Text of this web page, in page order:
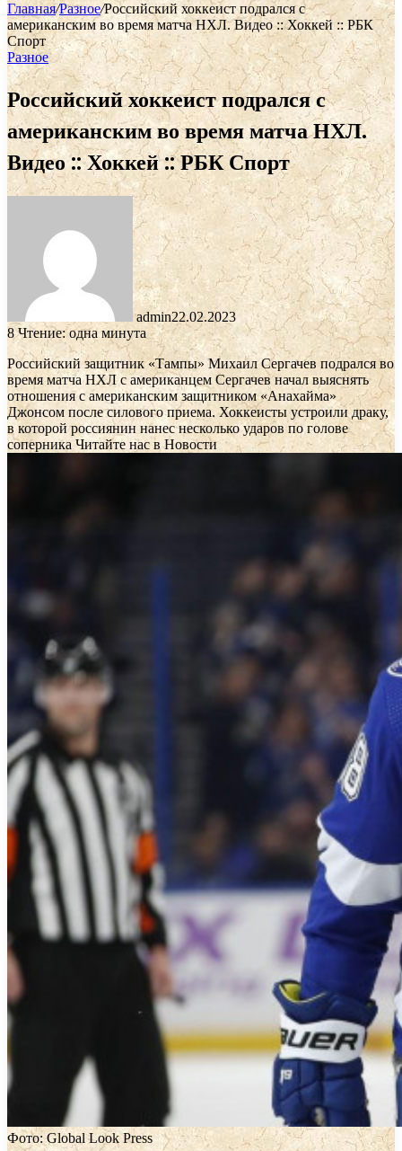
Главная/Разное/Российский хоккеист подрался с
американским во время матча НХЛ. Видео :: Хоккей :: РБК
Спорт
Разное
Российский хоккеист подрался с
американским во время матча НХЛ.
Видео :: Хоккей :: РБК Спорт
admin22.02.2023
8Чтение: одна минута
Российский защитник «Тампы» Михаил Сергачев подрался во
время матча НХЛ с американцем Сергачев начал выяснять
отношения с американским защитником «Анахайма»
Джонсом после силового приема. Хоккеисты устроили драку,
в которой россиянин нанес несколько ударов по голове
соперника Читайте нас в Новости
Фото: Global Look Press